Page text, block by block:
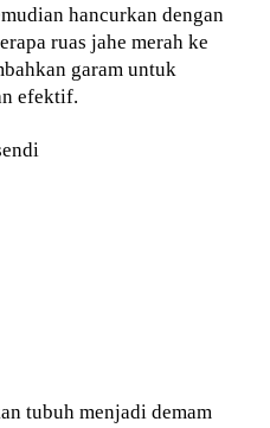
hancurkan dengan
ruas jahe merah ke
garam untuk
efektif.
tubuh menjadi demam